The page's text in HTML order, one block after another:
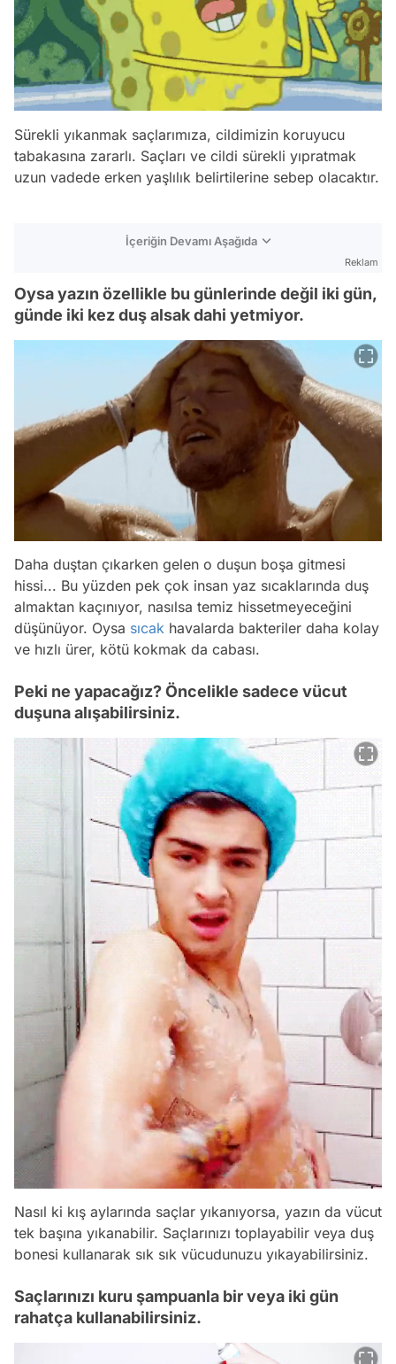
Sürekli yıkanmak saçlarımıza, cildimizin koruyucu
tabakasına zararlı. Saçları ve cildi sürekli yıpratmak
uzun vadede erken yaşlılık belirtilerine sebep olacaktır.
İçeriğin Devamı Aşağıda
Reklam
Oysa yazın özellikle bu günlerinde değil iki gün,
günde iki kez duş alsak dahi yetmiyor.
Daha duştan çıkarken gelen o duşun boşa gitmesi
hissi... Bu yüzden pek çok insan yaz sıcaklarında duş
almaktan kaçınıyor, nasılsa temiz hissetmeyeceğini
düşünüyor. Oysa sıcak havalarda bakteriler daha kolay
ve hızlı ürer, kötü kokmak da cabası.
Peki ne yapacağız? Öncelikle sadece vücut
duşuna alışabilirsiniz.
Nasıl ki kış aylarında saçlar yıkanıyorsa, yazın da vücut
tek başına yıkanabilir. Saçlarınızı toplayabilir veya duş
bonesi kullanarak sık sık vücudunuzu yıkayabilirsiniz.
Saçlarınızı kuru şampuanla bir veya iki gün
rahatça kullanabilirsiniz.